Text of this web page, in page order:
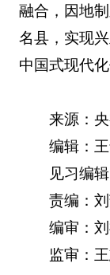
融合，因地
名县，实现
中国式现代
来源：
编辑：
见习编
责编：
编审：
监审：